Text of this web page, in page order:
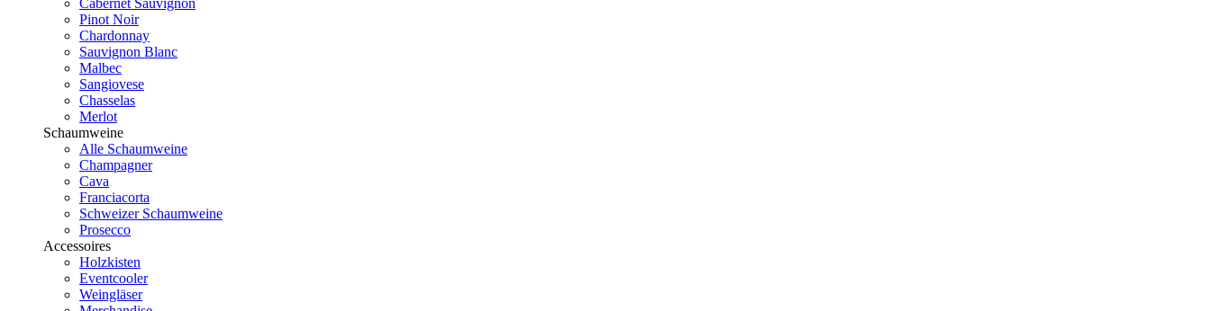
Cabernet Sauvignon
Pinot Noir
Chardonnay
Sauvignon Blanc
Malbec
Sangiovese
Chasselas
Merlot
Schaumweine
Alle Schaumweine
Champagner
Cava
Franciacorta
Schweizer Schaumweine
Prosecco
Accessoires
Holzkisten
Eventcooler
Weingläser